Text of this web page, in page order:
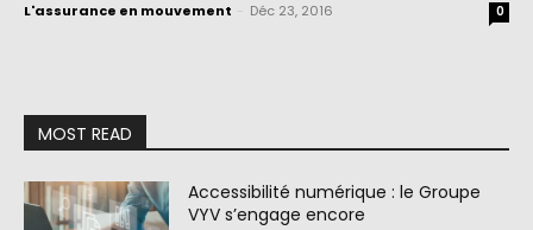
L'assurance en mouvement Déc 23, 2016 0
MOST READ
Accessibilité numérique : le Groupe
VYV s’engage encore